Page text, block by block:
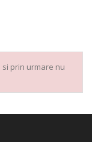
prin urmare nu